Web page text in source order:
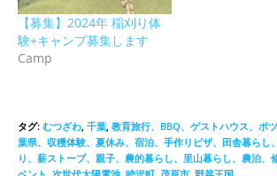
【募集】2024年 稲刈り体
験+キャンプ募集します
Camp
タグ: むつざわ 千葉 教育旅行、BBQ、ゲストハウス、ポ
葉県、収穫体験、夏休み、宿泊、手作りピザ、田舎暮らし
り、薪ストーブ、親子、農的暮らし、里山暮らし、農泊、